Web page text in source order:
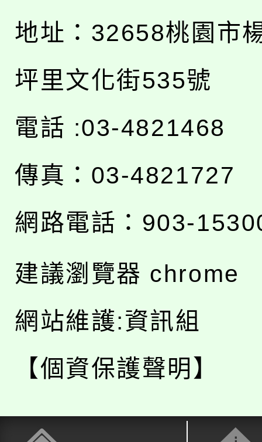
地址： 32658桃園市
坪里文化街535號
電話 :03-4821468
傳真：03-4821727
網路電話：903-
建議瀏覽器 chrome
網站維護:資訊組
【個資保護聲明】